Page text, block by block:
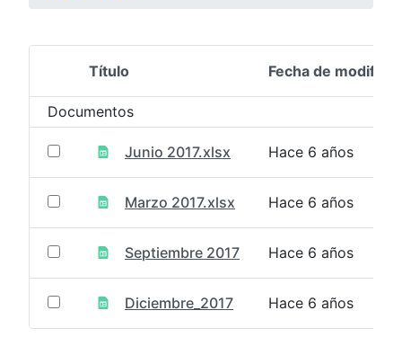
Selección del elemento
Título Fecha de
Documentos
Junio 2017.xlsx Hace 6 años
Marzo 2017.xlsx Hace 6 años
Septiembre 2017 Hace 6 años
Diciembre_2017 Hace 6 años